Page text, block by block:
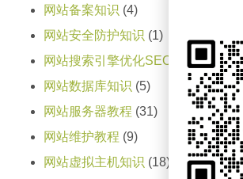
网站备案知识 (4)
网站安全防护知识 (1)
网站搜索引擎优化SEO知识(2)
网站数据库知识 (5)
网站服务器教程 (31)
网站维护教程 (9)
网站虚拟主机知识 (18)